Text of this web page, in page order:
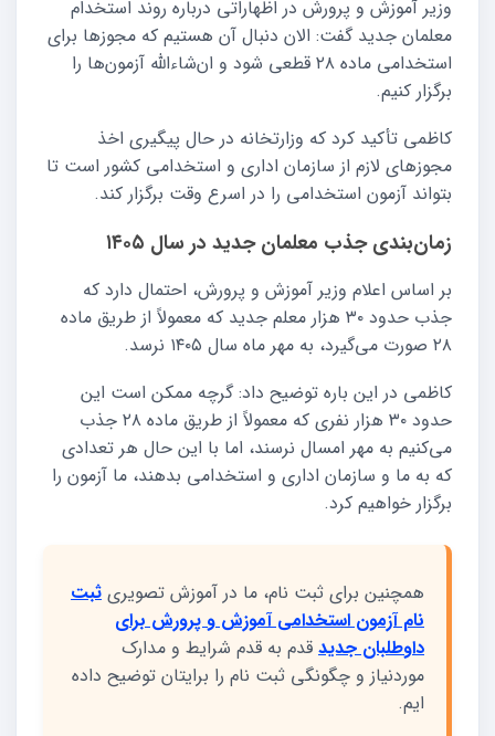
وزیر آموزش و پرورش در اظهاراتی درباره روند استخدام
معلمان جدید گفت: الان دنبال آن هستیم که مجوزها برای
استخدامی ماده ۲۸ قطعی شود و ان‌شاءالله آزمون‌ها را
برگزار کنیم.
کاظمی تأکید کرد که وزارتخانه در حال پیگیری اخذ
مجوزهای لازم از سازمان اداری و استخدامی کشور است تا
بتواند آزمون استخدامی را در اسرع وقت برگزار کند.
زمان‌بندی جذب معلمان جدید در سال ۱۴۰۵
بر اساس اعلام وزیر آموزش و پرورش، احتمال دارد که
جذب حدود ۳۰ هزار معلم جدید که معمولاً از طریق ماده
۲۸ صورت می‌گیرد، به مهر ماه سال ۱۴۰۵ نرسد.
کاظمی در این باره توضیح داد: گرچه ممکن است این
حدود ۳۰ هزار نفری که معمولاً از طریق ماده ۲۸ جذب
می‌کنیم به مهر امسال نرسند، اما با این حال هر تعدادی
که به ما و سازمان اداری و استخدامی بدهند، ما آزمون را
برگزار خواهیم کرد.
همچنین برای ثبت نام، ما در آموزش تصویری ثبت
نام آزمون استخدامی آموزش و پرورش برای
داوطلبان جدید قدم به قدم شرایط و مدارک
موردنیاز و چگونگی ثبت نام را برایتان توضیح داده
ایم.